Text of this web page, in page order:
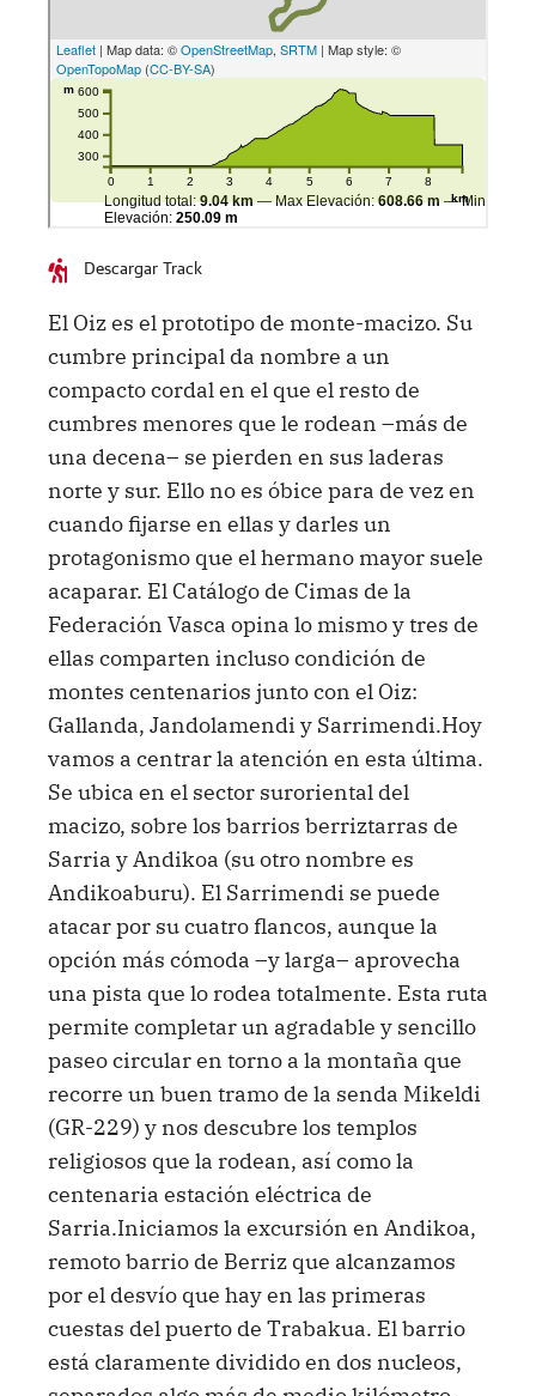
Descargar Track
El Oiz es el prototipo de monte-macizo. Su
cumbre principal da nombre a un
compacto cordal en el que el resto de
cumbres menores que le rodean –más de
una decena– se pierden en sus laderas
norte y sur. Ello no es óbice para de vez en
cuando fijarse en ellas y darles un
protagonismo que el hermano mayor suele
acaparar. El Catálogo de Cimas de la
Federación Vasca opina lo mismo y tres de
ellas comparten incluso condición de
montes centenarios junto con el Oiz:
Gallanda, Jandolamendi y Sarrimendi.Hoy
vamos a centrar la atención en esta última.
Se ubica en el sector suroriental del
macizo, sobre los barrios berriztarras de
Sarria y Andikoa (su otro nombre es
Andikoaburu). El Sarrimendi se puede
atacar por su cuatro flancos, aunque la
opción más cómoda –y larga– aprovecha
una pista que lo rodea totalmente. Esta ruta
permite completar un agradable y sencillo
paseo circular en torno a la montaña que
recorre un buen tramo de la senda Mikeldi
(GR-229) y nos descubre los templos
religiosos que la rodean, así como la
centenaria estación eléctrica de
Sarria.Iniciamos la excursión en Andikoa,
remoto barrio de Berriz que alcanzamos
por el desvío que hay en las primeras
cuestas del puerto de Trabakua. El barrio
está claramente dividido en dos nucleos,